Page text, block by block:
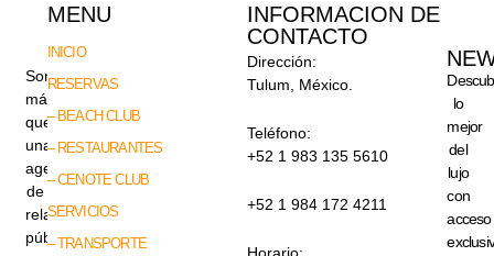
Somos
más
que
una
agencia
de
relaciones
públicas,
MENU
INICIO
RESERVAS
– BEACH CLUB
– RESTAURANTES
– CENOTE CLUB
SERVICIOS
– TRANSPORTE
INFORMACION DE
CONTACTO
Dirección:
Tulum, México.
Teléfono:
+52 1 983 135 5610
+52 1 984 172 4211
Horario:
lo
mejor
del
lujo
con
acceso